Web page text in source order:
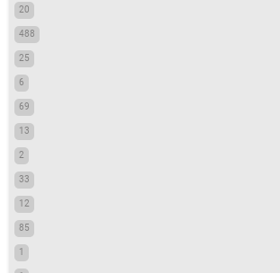
20
488
25
6
69
13
2
33
12
85
1